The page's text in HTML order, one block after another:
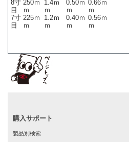
8寸
目
250ｍ
ｍ
1.4ｍ
ｍ
0.50ｍ
ｍ
0.66ｍ
ｍ
7寸
目
225ｍ
ｍ
1.2ｍ
ｍ
0.40ｍ
ｍ
0.56ｍ
ｍ
購入サポート
製品別検索